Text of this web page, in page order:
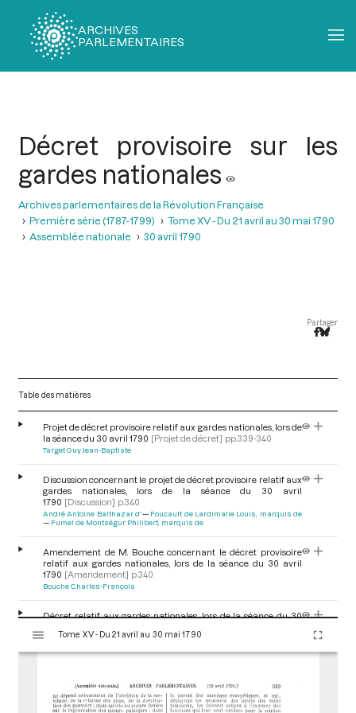
ARCHIVES
PARLEMENTAIRES
Décret provisoire sur les
gardes nationales
Archives parlementaires de la Révolution Française
Première série (1787-1799)
Tome XV - Du 21 avril au 30 mai 1790
Assemblée nationale
30 avril 1790
Partager
Table des matières
Projet de décret provisoire relatif aux gardes nationales, lors de
la séance du 30 avril 1790 [Projet de décret] pp.339-340
Target Guy Jean-Baptiste
Discussion concernant le projet de décret provisoire relatif aux
gardes nationales, lors de la séance du 30 avril
1790 [Discussion] p.340
André Antoine Balthazar d'
Foucault de Lardimalie Louis, marquis de
Fumel de Montségur Philibert, marquis de
Amendement de M. Bouche concernant le décret provisoire
relatif aux gardes nationales, lors de la séance du 30 avril
1790 [Amendement] p.340
Bouche Charles-François
Décret relatif aux gardes nationales, lors de la séance du 30
Target Guy Jean-Baptiste
s
Tome XV - Du 21 avril au 30 mai 1790